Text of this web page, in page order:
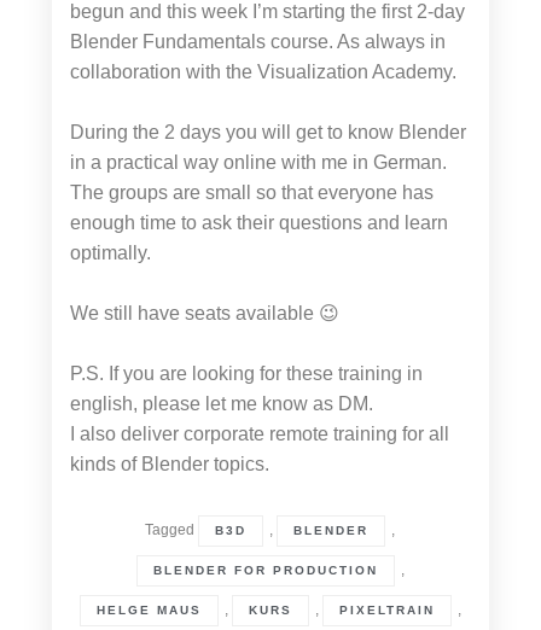
begun and this week I’m starting the first 2-day
Blender Fundamentals course. As always in
collaboration with the Visualization Academy.
During the 2 days you will get to know Blender
in a practical way online with me in German.
The groups are small so that everyone has
enough time to ask their questions and learn
optimally.
We still have seats available 😉
P.S. If you are looking for these training in
english, please let me know as DM.
I also deliver corporate remote training for all
kinds of Blender topics.
Tagged B3D , BLENDER ,
BLENDER FOR PRODUCTION ,
HELGE MAUS , KURS , PIXELTRAIN ,